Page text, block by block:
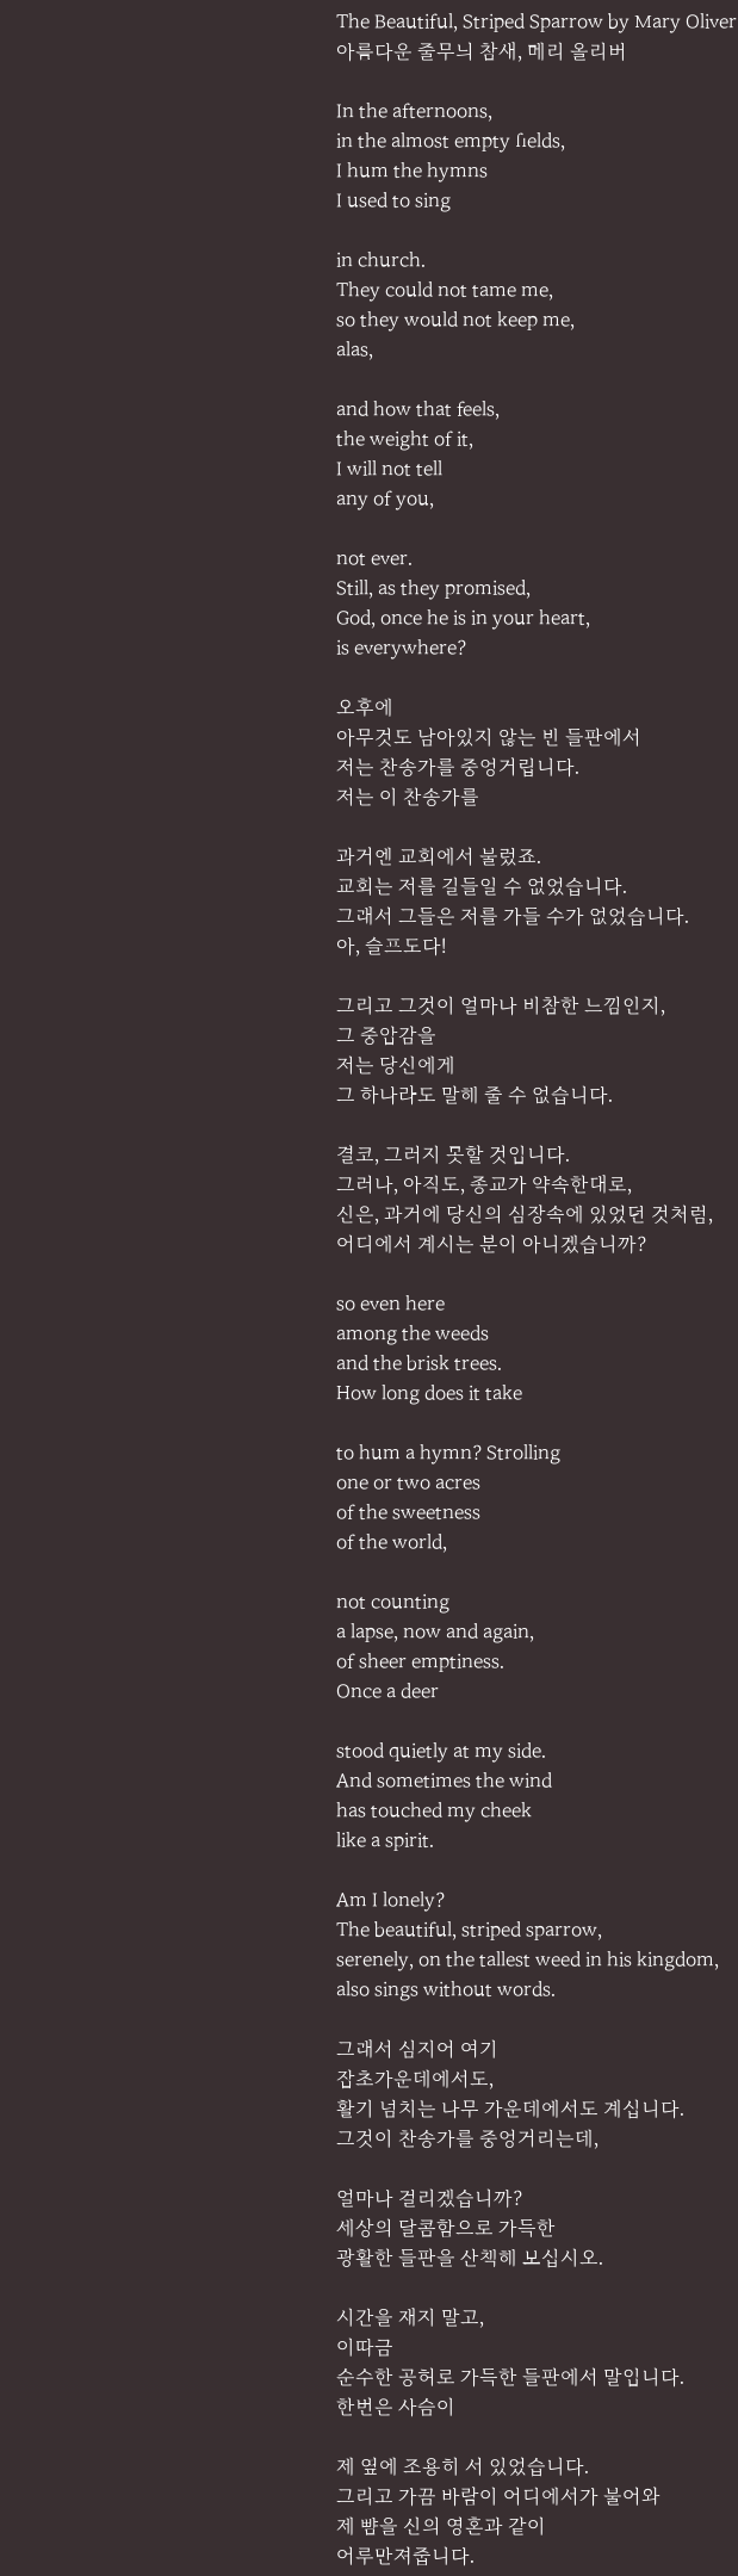
The Beautiful, Striped Sparrow by Mary Oliver
아름다운 줄무늬 참새, 메리 올리버
In the afternoons,
in the almost empty fields,
I hum the hymns
I used to sing
in church.
They could not tame me,
so they would not keep me,
alas,
and how that feels,
the weight of it,
I will not tell
any of you,
not ever.
Still, as they promised,
God, once he is in your heart,
is everywhere?
오후에
아무것도 남아있지 않는 빈 들판에서
저는 찬송가를 중엉거립니다.
저는 이 찬송가를
과거엔 교회에서 불렀죠.
교회는 저를 길들일 수 없었습니다.
그래서 그들은 저를 가들 수가 없었습니다.
아, 슬프도다!
그리고 그것이 얼마나 비참한 느낌인지,
그 중압감을
저는 당신에게
그 하나라도 말해 줄 수 없습니다.
결코, 그러지 못할 것입니다.
그러나, 아직도, 종교가 약속한대로,
신은, 과거에 당신의 심장속에 있었던 것처럼,
어디에서 계시는 분이 아니겠습니까?
so even here
among the weeds
and the brisk trees.
How long does it take
to hum a hymn? Strolling
one or two acres
of the sweetness
of the world,
not counting
a lapse, now and again,
of sheer emptiness.
Once a deer
stood quietly at my side.
And sometimes the wind
has touched my cheek
like a spirit.
Am I lonely?
The beautiful, striped sparrow,
serenely, on the tallest weed in his kingdom,
also sings without words.
그래서 심지어 여기
잡초가운데에서도,
활기 넘치는 나무 가운데에서도 계십니다.
그것이 찬송가를 중엉거리는데,
얼마나 걸리겠습니까?
세상의 달콤함으로 가득한
광활한 들판을 산책해 보십시오.
시간을 재지 말고,
이따금
순수한 공허로 가득한 들판에서 말입니다.
한번은 사슴이
제 옆에 조용히 서 있었습니다.
그리고 가끔 바람이 어디에서가 불어와
제 뺨을 신의 영혼과 같이
어루만져줍니다.